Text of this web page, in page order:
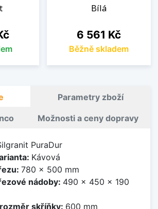
Bílá
Cena
6 561 Kč
Běžně skladem
Parametry zboží
Možnosti a ceny dopravy
PuraDur
Kávová
780 x 500 mm
nádoby: 490 x 450 x 190
skříňky: 600 mm